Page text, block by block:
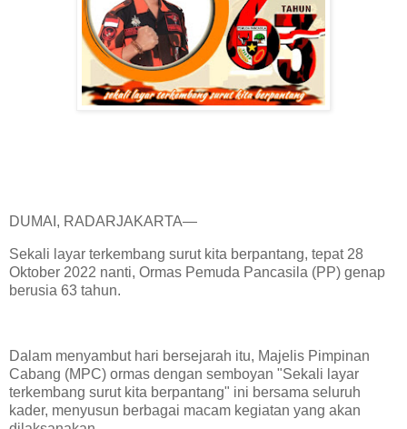
DUMAI, RADARJAKARTA—
Sekali layar terkembang surut kita berpantang, tepat 28
Oktober 2022 nanti, Ormas Pemuda Pancasila (PP) genap
berusia 63 tahun.
Dalam menyambut hari bersejarah itu, Majelis Pimpinan
Cabang (MPC) ormas dengan semboyan "Sekali layar
terkembang surut kita berpantang" ini bersama seluruh
kader, menyusun berbagai macam kegiatan yang akan